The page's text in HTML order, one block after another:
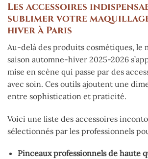
Les accessoires
sublimer votre
hiver à Paris
Au-delà des produits cosmétiques, le
saison automne-hiver 2025-2026
mise en scène qui passe par des
avec soin. Ces outils ajoutent une
entre sophistication et praticité.
Voici une liste des accessoires
sélectionnés par les professionnels
Pinceaux professionnels de haute